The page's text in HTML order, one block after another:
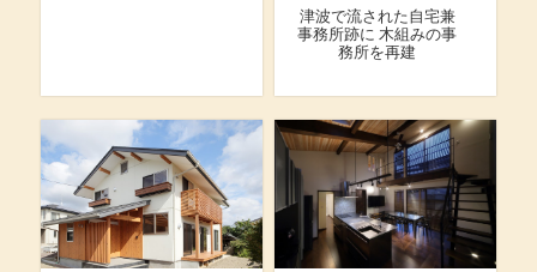
津波で流された自宅兼
事務所跡に 木組みの事
務所を再建